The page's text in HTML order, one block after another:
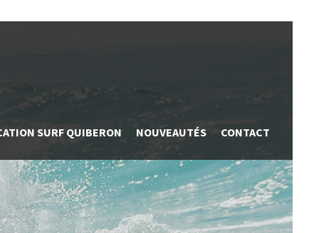
SURF QUIBERON NOUVEAUTÉS CONTACT